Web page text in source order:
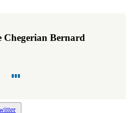
Chegerian Bernard